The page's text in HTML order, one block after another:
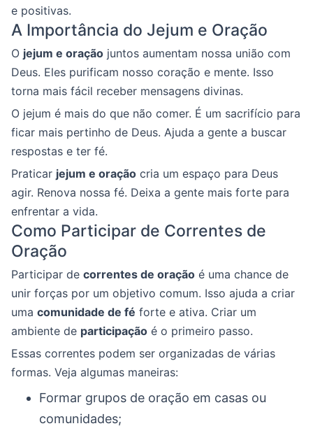
e positivas.
A Importância do Jejum e Oração
O jejum e oração juntos aumentam nossa união com
Deus. Eles purificam nosso coração e mente. Isso
torna mais fácil receber mensagens divinas.
O jejum é mais do que não comer. É um sacrifício para
ficar mais pertinho de Deus. Ajuda a gente a buscar
respostas e ter fé.
Praticar jejum e oração cria um espaço para Deus
agir. Renova nossa fé. Deixa a gente mais forte para
enfrentar a vida.
Como Participar de Correntes de
Oração
Participar de correntes de oração é uma chance de
unir forças por um objetivo comum. Isso ajuda a criar
uma comunidade de fé forte e ativa. Criar um
ambiente de participação é o primeiro passo.
Essas correntes podem ser organizadas de várias
formas. Veja algumas maneiras:
Formar grupos de oração em casas ou
comunidades;